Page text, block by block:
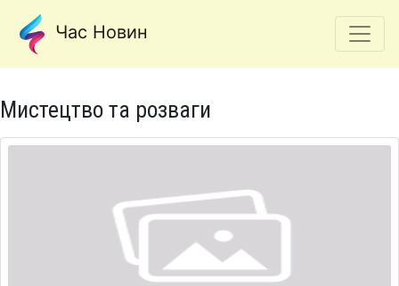
Час Новин
Мистецтво та розваги